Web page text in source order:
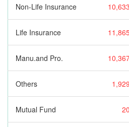
Non-Life Insurance
Life Insurance
Manu.and Pro.
Others
Mutual Fund